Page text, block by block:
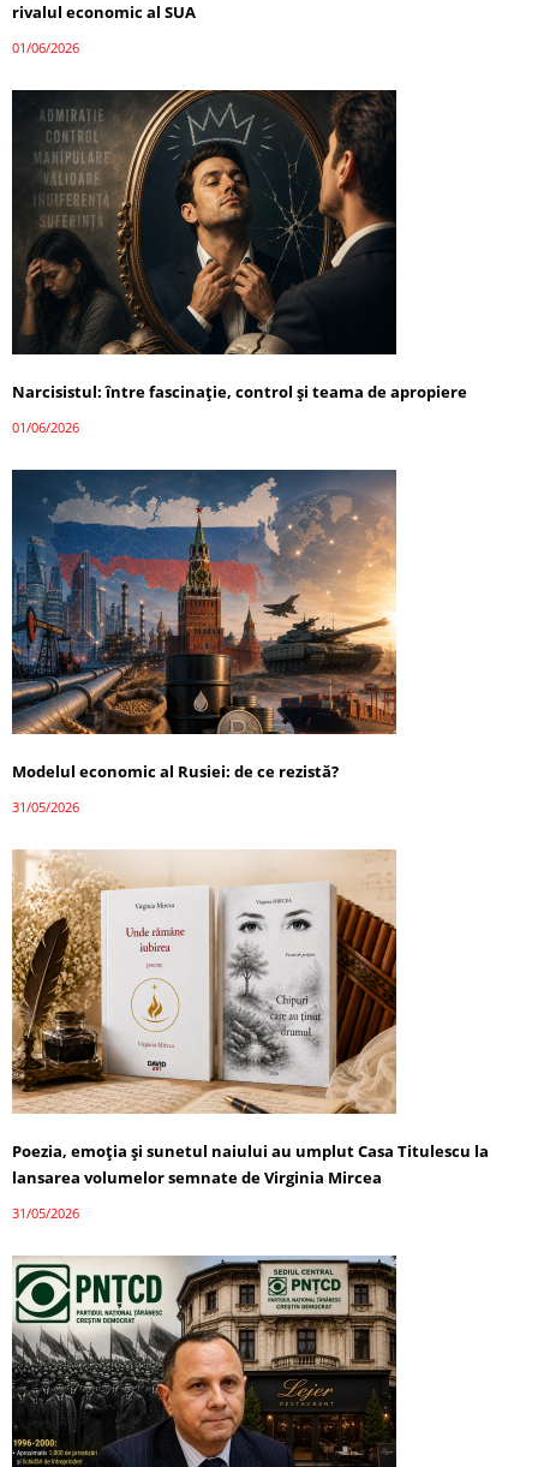
rivalul economic al SUA
01/06/2026
Narcisistul: între fascinație, control și teama de apropiere
01/06/2026
Modelul economic al Rusiei: de ce rezistă?
31/05/2026
Poezia, emoția și sunetul naiului au umplut Casa Titulescu la
lansarea volumelor semnate de Virginia Mircea
31/05/2026